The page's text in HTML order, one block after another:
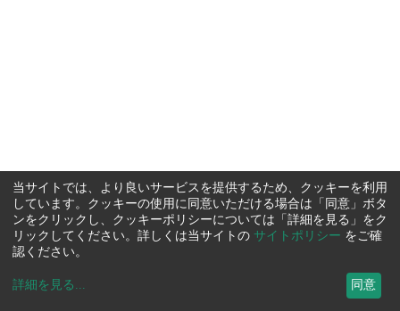
当サイトでは、より良いサービスを提供するため、クッキーを利用
しています。クッキーの使用に同意いただける場合は「同意」ボタ
ンをクリックし、クッキーポリシーについては「詳細を見る」をク
リックしてください。詳しくは当サイトの サイトポリシー をご確
認ください。
詳細を見る ... 同意